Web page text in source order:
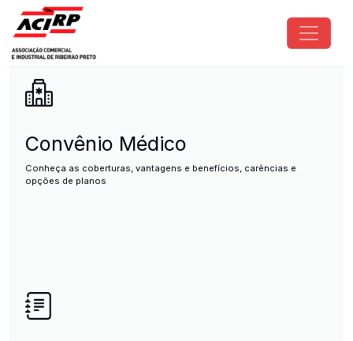
Pular para o conteúdo principal
ACIRP - Associação Comercial
Convênio Médico
Conheça as coberturas, vantagens e benefícios, carências e
opções de planos